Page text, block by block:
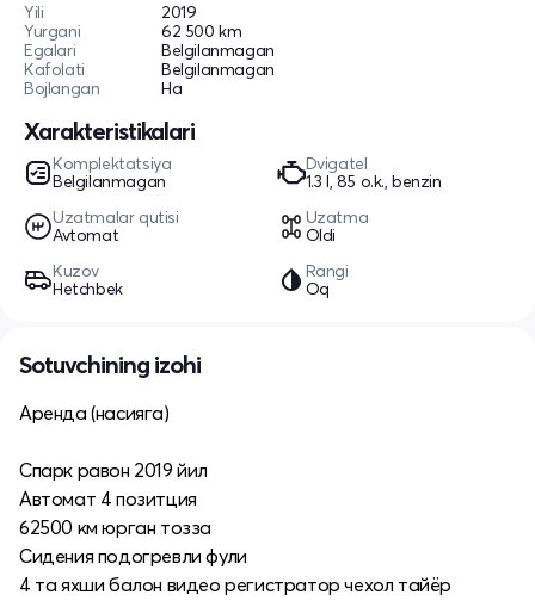
Yili
2019
Yurgani
62 500 km
Egalari
Belgilanmagan
Kafolati
Belgilanmagan
Bojlangan
Ha
Xarakteristikalari
Komplektatsiya
Belgilanmagan
Dvigatel
1.3 l, 85 o.k., benzin
Uzatmalar qutisi
Avtomat
Uzatma
Oldi
Kuzov
Hetchbek
Rangi
Oq
Sotuvchining izohi
Аренда (насияга)
Спарк равон 2019 йил
Автомат 4 позитция
62500 км юрган тозза
Сидения подогревли фули
4 та яхши балон видео регистратор чехол тайёр